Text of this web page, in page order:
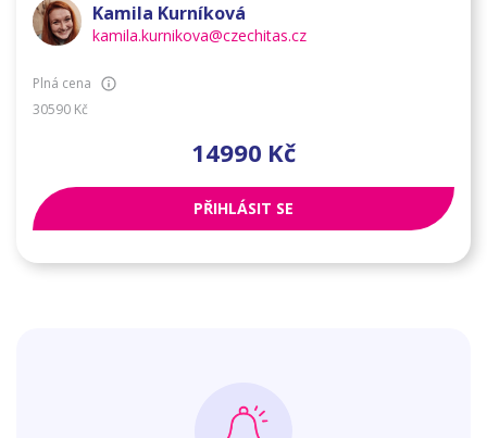
Kamila Kurníková
kamila.kurnikova@czechitas.cz
Plná cena
30590 Kč
14990 Kč
PŘIHLÁSIT SE